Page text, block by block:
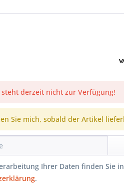
derzeit nicht zur Verfügung!
Sie mich, sobald der Artikel
Ihrer Daten finden Sie in
.